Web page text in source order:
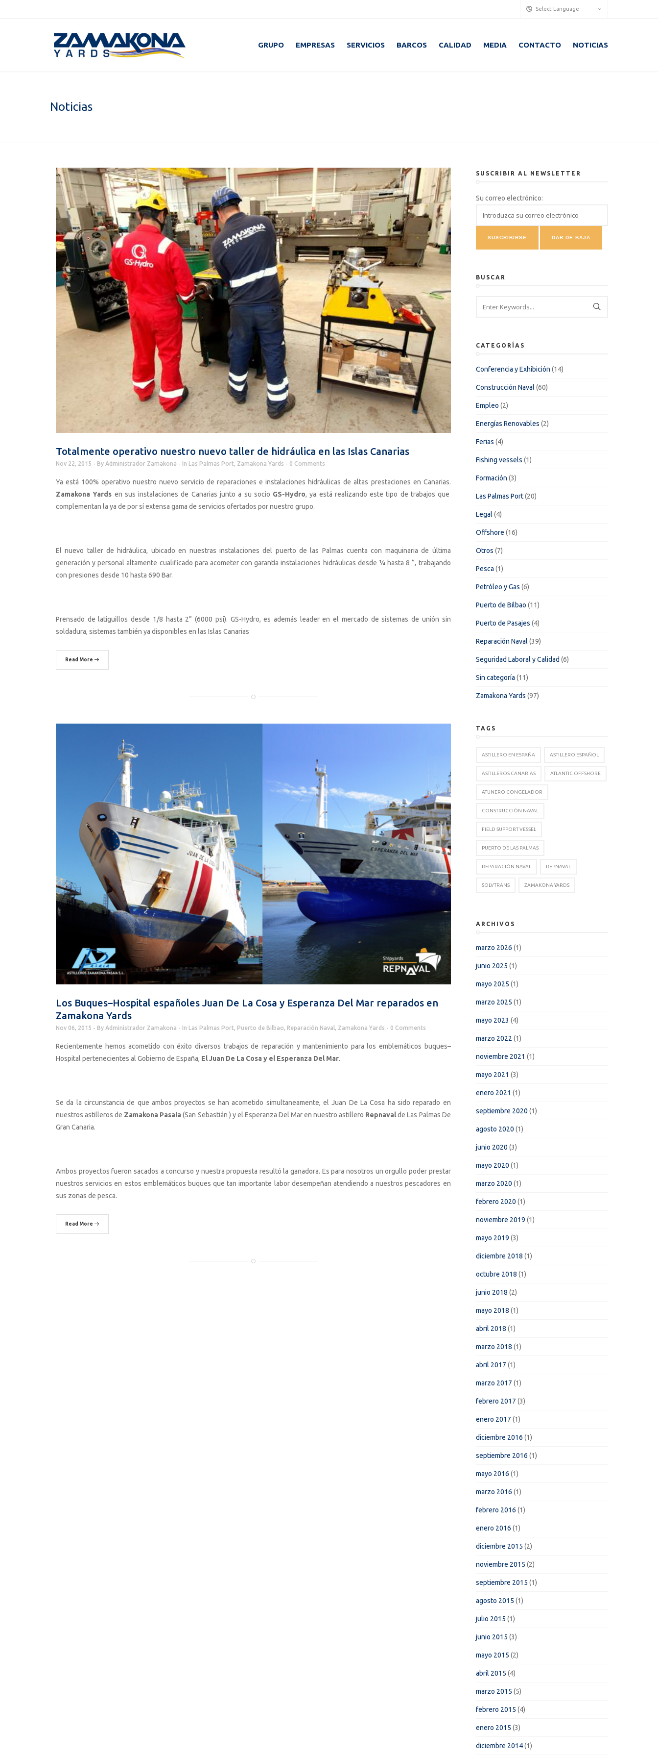
Select Language
GRUPO EMPRESAS SERVICIOS BARCOS CALIDAD MEDIA CONTACTO NOTICIAS
Noticias
Totalmente operativo nuestro nuevo taller de hidráulica en las Islas Canarias
Nov 22, 2015 By Administrador Zamakona In Las Palmas Port, Zamakona Yards 0 Comments
Ya está 100% operativo nuestro nuevo servicio de reparaciones e instalaciones hidráulicas de altas prestaciones en Canarias.
Zamakona Yards en sus instalaciones de Canarias junto a su socio GS-Hydro, ya está realizando este tipo de trabajos que
complementan la ya de por sí extensa gama de servicios ofertados por nuestro grupo.
El nuevo taller de hidráulica, ubicado en nuestras instalaciones del puerto de las Palmas cuenta con maquinaria de última
generación y personal altamente cualificado para acometer con garantía instalaciones hidráulicas desde ¼ hasta 8 “, trabajando
con presiones desde 10 hasta 690 Bar.
Prensado de latiguillos desde 1/8 hasta 2” (6000 psi). GS-Hydro, es además leader en el mercado de sistemas de unión sin
soldadura, sistemas también ya disponibles en las Islas Canarias
Read More
Los Buques–Hospital españoles Juan De La Cosa y Esperanza Del Mar reparados en
Zamakona Yards
Nov 06, 2015 By Administrador Zamakona In Las Palmas Port, Puerto de Bilbao, Reparación Naval, Zamakona Yards 0 Comments
Recientemente hemos acometido con éxito diversos trabajos de reparación y mantenimiento para los emblemáticos buques–
Hospital pertenecientes al Gobierno de España, El Juan De La Cosa y el Esperanza Del Mar.
Se da la circunstancia de que ambos proyectos se han acometido simultaneamente, el Juan De La Cosa ha sido reparado en
nuestros astilleros de Zamakona Pasaia (San Sebastián ) y el Esperanza Del Mar en nuestro astillero Repnavalde Las Palmas De
Gran Canaria.
Ambos proyectos fueron sacados a concurso y nuestra propuesta resultó la ganadora. Es para nosotros un orgullo poder prestar
nuestros servicios en estos emblemáticos buques que tan importante labor desempeñan atendiendo a nuestros pescadores en
sus zonas de pesca.
Read More
SUSCRIBIR AL NEWSLETTER
Su correo electrónico:
BUSCAR
CATEGORÍAS
Conferencia y Exhibición (14)
Construcción Naval (60)
Empleo (2)
Energías Renovables (2)
Ferias (4)
Fishing vessels (1)
Formación (3)
Las Palmas Port(20)
Legal (4)
Offshore (16)
Otros (7)
Pesca (1)
Petróleo y Gas (6)
Puerto de Bilbao (11)
Puerto de Pasajes (4)
Reparación Naval (39)
Seguridad Laboral y Calidad (6)
Sin categoría (11)
Zamakona Yards (97)
TAGS
ASTILLERO EN ESPAÑA ASTILLERO ESPAÑOL
ASTILLEROS CANARIAS ATLANTIC OFFSHORE
ATUNERO CONGELADOR
CONSTRUCCIÓN NAVAL
FIELD SUPPORT VESSEL
PUERTO DE LAS PALMAS
REPARACIÓN NAVAL REPNAVAL
SOLVTRANS ZAMAKONA YARDS
ARCHIVOS
marzo 2026 (1)
junio 2025 (1)
mayo 2025 (1)
marzo 2025 (1)
mayo 2023 (4)
marzo 2022 (1)
noviembre 2021 (1)
mayo 2021 (3)
enero 2021 (1)
septiembre 2020 (1)
agosto 2020 (1)
junio 2020 (3)
mayo 2020 (1)
marzo 2020 (1)
febrero 2020 (1)
noviembre 2019 (1)
mayo 2019 (3)
diciembre 2018 (1)
octubre 2018 (1)
junio 2018 (2)
mayo 2018 (1)
abril 2018 (1)
marzo 2018 (1)
abril 2017 (1)
marzo 2017 (1)
febrero 2017 (3)
enero 2017 (1)
diciembre 2016 (1)
septiembre 2016 (1)
mayo 2016 (1)
marzo 2016 (1)
febrero 2016 (1)
enero 2016 (1)
diciembre 2015 (2)
noviembre 2015 (2)
septiembre 2015 (1)
agosto 2015 (1)
julio 2015 (1)
junio 2015 (3)
mayo 2015 (2)
abril 2015 (4)
marzo 2015 (5)
febrero 2015 (4)
enero 2015 (3)
diciembre 2014(1)